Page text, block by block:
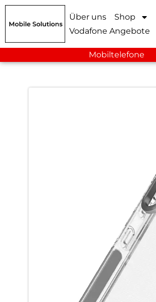
Über uns Shop
Vodafone Angebote
Mobiltelefone